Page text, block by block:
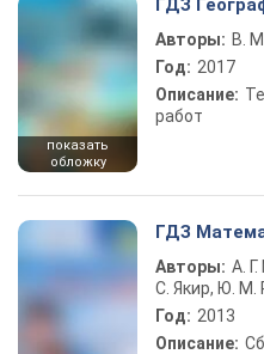
показать
обложку
ГДЗ
Авторы: В.
Год: 2017
Описание:
работ
ГДЗ
Авторы: А.
С. Якир, Ю. М.
Год: 2013
Описание: